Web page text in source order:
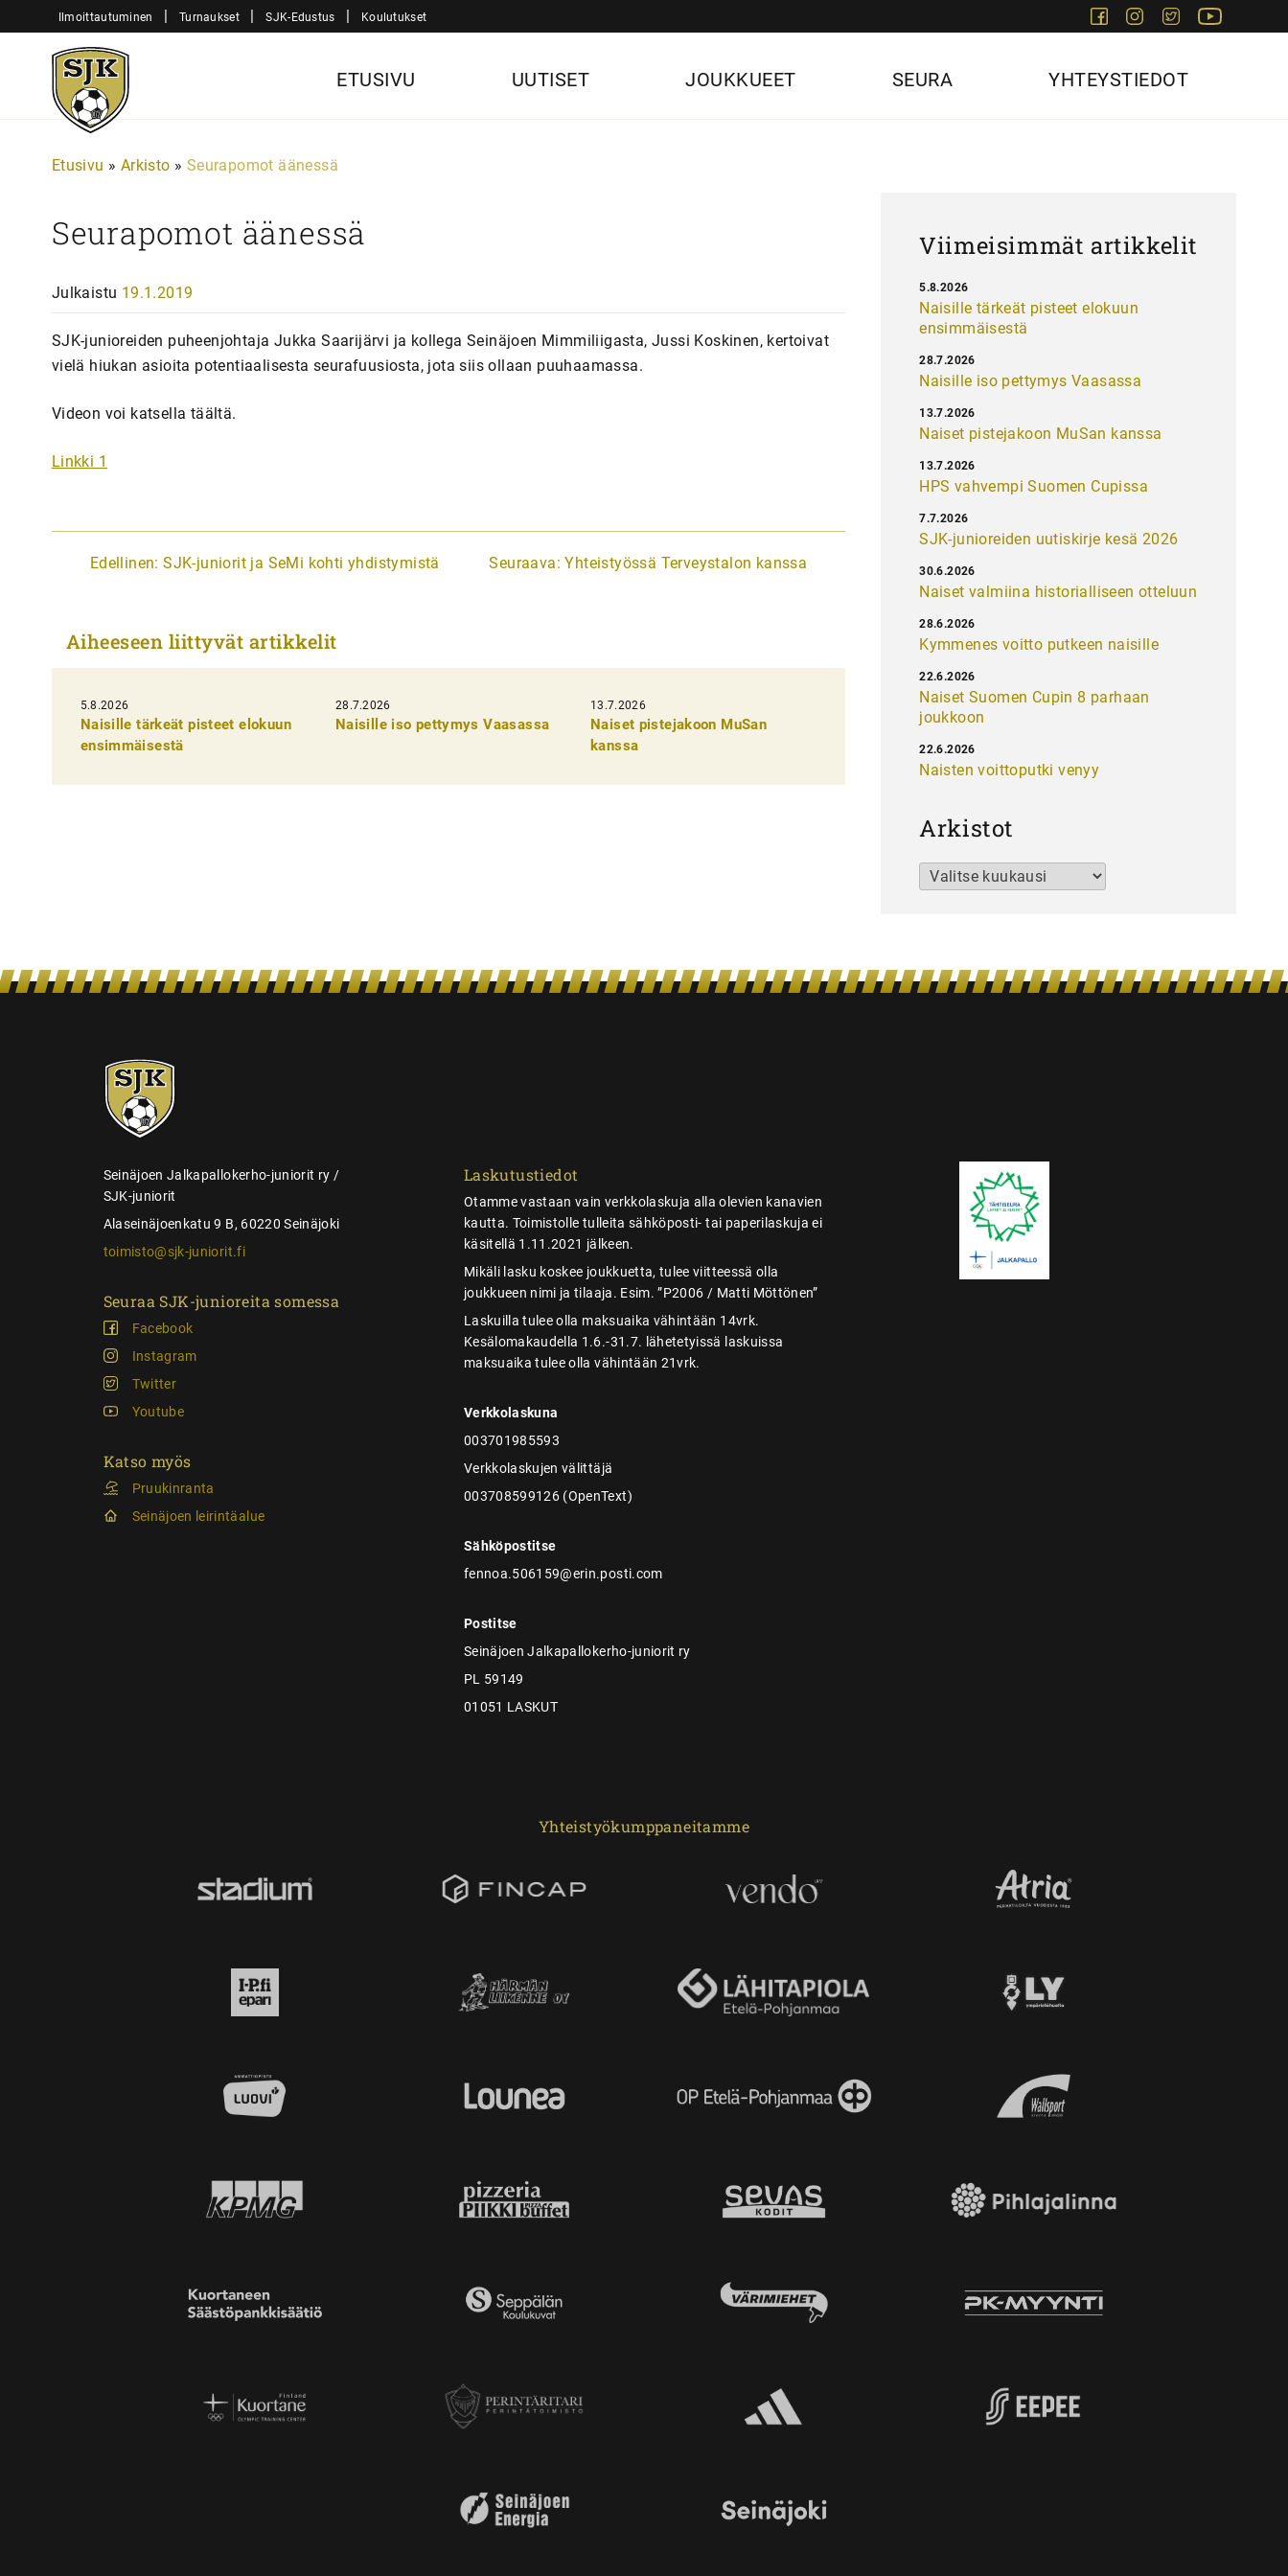
sisältöön
Ilmoittautuminen | Turnaukset | SJK-Edustus | Koulutukset FacebookInstagram
Twitter
Sjk-
Juniorit
ETUSIVU UUTISET JOUKKUEET SEURA YHTEYSTIEDOT
Etusivu » Arkisto » Seurapomot äänessä
Seurapomot äänessä
Julkaistu 19.1.2019
SJK-junioreiden puheenjohtaja Jukka Saarijärvi ja kollega Seinäjoen Mimmiliigasta, Jussi Koskinen, kertoivat
vielä hiukan asioita potentiaalisesta seurafuusiosta, jota siis ollaan puuhaamassa.
Videon voi katsella täältä.
Linkki 1
A
i
k
e
a
Edellinen: SJK-juniorit ja SeMi kohti yhdistymistä Seuraava: Yhteistyössä Terveystalon kanssa
Aiheeseen liittyvät artikkelit
5.8.2026
Naisille tärkeät pisteet elokuun
ensimmäisestä
28.7.2026
Naisille iso pettymys Vaasassa
13.7.2026
Naiset pistejakoon MuSan
kanssa
Viimeisimmät artikkelit
Naisille tärkeät pisteet elokuun
ensimmäisestä
5.8.2026
Naisille iso pettymys Vaasassa
28.7.2026
Naiset pistejakoon MuSan kanssa
13.7.2026
HPS vahvempi Suomen Cupissa
13.7.2026
SJK-junioreiden uutiskirje kesä 2026
7.7.2026
Naiset valmiina historialliseen otteluun
30.6.2026
Kymmenes voitto putkeen naisille
28.6.2026
Naiset Suomen Cupin 8 parhaan
joukkoon
22.6.2026
Naisten voittoputki venyy
22.6.2026
Arkistot
Arkistot
SJK-
juniorit
Seinäjoen Jalkapallokerho-juniorit ry /
SJK-juniorit
Alaseinäjoenkatu 9 B, 60220 Seinäjoki
toimisto@sjk-juniorit.fi
Seuraa SJK-junioreita somessa
Facebook
Instagram
Twitter
Youtube
Katso myös
Pruukinranta
Seinäjoen leirintäalue
Laskutustiedot
Otamme vastaan vain verkkolaskuja alla olevien kanavien
kautta. Toimistolle tulleita sähköposti- tai paperilaskuja ei
käsitellä 1.11.2021 jälkeen.
Mikäli lasku koskee joukkuetta, tulee viitteessä olla
joukkueen nimi ja tilaaja. Esim. ”P2006 / Matti Möttönen”
Laskuilla tulee olla maksuaika vähintään 14vrk.
Kesälomakaudella 1.6.-31.7. lähetetyissä laskuissa
maksuaika tulee olla vähintään 21vrk.
Verkkolaskuna
003701985593
Verkkolaskujen välittäjä
003708599126 (OpenText)
Sähköpostitse
fennoa.506159@erin.posti.com
Postitse
Seinäjoen Jalkapallokerho-juniorit ry
PL 59149
01051 LASKUT
Yhteistyökumppaneitamme